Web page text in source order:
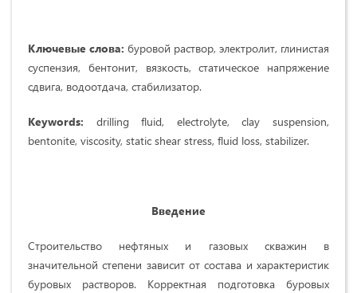
Ключевые слова: буровой раствор, электролит, глинистая
суспензия, бентонит, вязкость, статическое напряжение
сдвига, водоотдача, стабилизатор.
Keywords: drilling fluid, electrolyte, clay suspension,
bentonite, viscosity, static shear stress, fluid loss, stabilizer.
Введение
Строительство нефтяных и газовых скважин в
значительной степени зависит от состава и характеристик
буровых растворов. Корректная подготовка буровых